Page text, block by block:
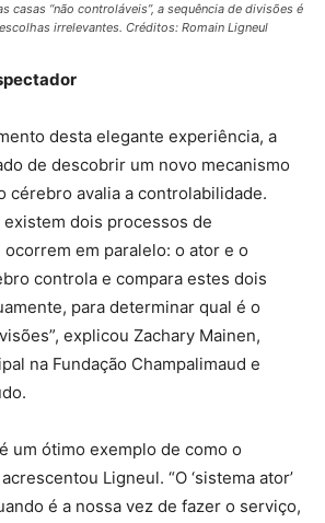
casas “não controláveis”, a sequência de divisões é
irrelevantes. Créditos: Romain Ligneul
desta elegante experiência, a
de descobrir um novo mecanismo
cérebro avalia a controlabilidade.
dois processos de
em paralelo: o ator e o
controla e compara estes dois
para determinar qual é o
explicou Zachary Mainen,
na Fundação Champalimaud e
um ótimo exemplo de como o
Ligneul. “O ‘sistema ator’
é a nossa vez de fazer o serviço,